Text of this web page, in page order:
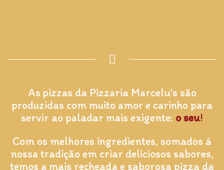
As pizzas da Pizzaria Marcelu's são
produzidas com muito amor e carinho para
servir ao paladar mais exigente: o seu!
Com os melhores ingredientes, somados à
nossa tradição em criar deliciosos sabores,
temos a mais recheada e saborosa pizza da